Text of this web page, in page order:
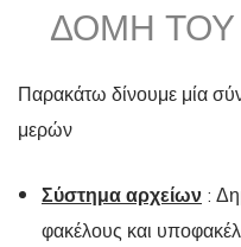
ΔΟΜΉ
Παρακάτω δίνουμε μία
μερών
Σύστημα αρχείων :
φακέλους και